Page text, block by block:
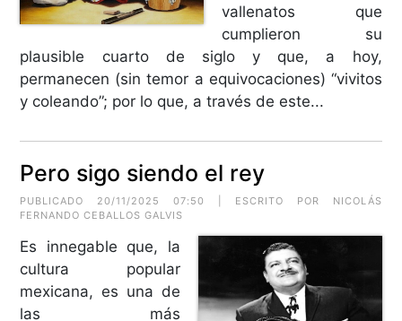
vallenatos que
cumplieron su
plausible cuarto de siglo y que, a hoy,
permanecen (sin temor a equivocaciones) “vivitos
y coleando”; por lo que, a través de este...
Pero sigo siendo el rey
PUBLICADO 20/11/2025 07:50 | ESCRITO POR NICOLÁS
FERNANDO CEBALLOS GALVIS
Es innegable que, la
cultura popular
mexicana, es una de
las más